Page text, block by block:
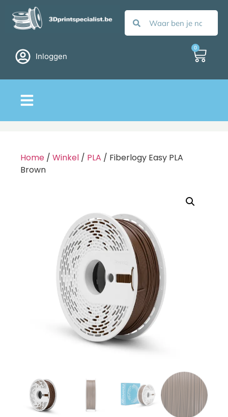
Inloggen
0
Home / Winkel / PLA / Fiberlogy Easy PLA
Brown